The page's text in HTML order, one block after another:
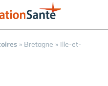
» Bretagne » Ille-et-